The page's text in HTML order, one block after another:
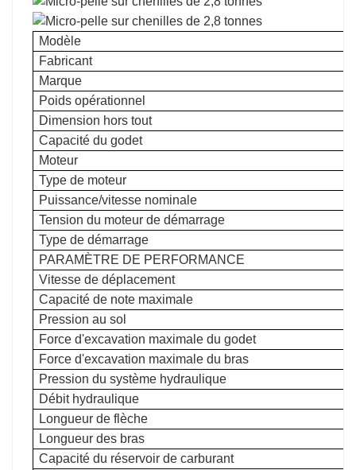
Modèle
Fabricant
Marque
Poids opérationnel
Dimension hors tout
Capacité du godet
Moteur
Type de moteur
Puissance/vitesse nominale
Tension du moteur de démarrage
Type de démarrage
PARAMÈTRE DE PERFORMANCE
Vitesse de déplacement
Capacité de note maximale
Pression au sol
Force d'excavation maximale du godet
Force d'excavation maximale du bras
Pression du système hydraulique
Débit hydraulique
Longueur de flèche
Longueur des bras
Capacité du réservoir de carburant